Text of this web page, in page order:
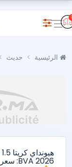
حديث
BVA 2026: سعر البيع والمواصفات التقنية